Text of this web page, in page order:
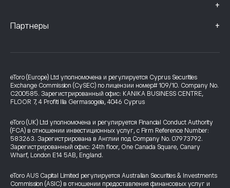
+
Партнеры +
eToro (Europe) Ltd уполномочена и регулируется Cyprus Securities
Exchange Commission (CySEC) по лицензии номер# 109/10. Company No.
C200585. Зарегистрированный офис: KANIKA BUSINESS CENTRE,
FLOOR 7, 4 Profiti Ilia Germasogeia, 4046 Cyprus
eToro (UK) Ltd уполномочена и регулируется Financial Conduct Authority
(FCA) в отношении инвестиционных услуг, с Firm Reference Number:
583263. Зарегистрирована в Англии под Company No. 07973792.
Зарегистрированный офис: 24th floor, One Canada Square, Canary
Wharf, London E14 5AB, England.
eToro AUS Capital Limited регулируется Australian Securities & Investments
Commission (ASIC) в отношении предоставления финансовых услуг и